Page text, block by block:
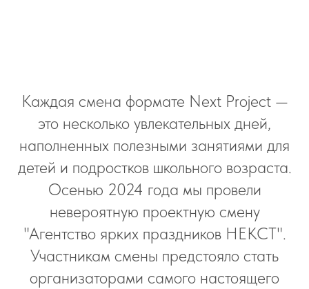
Каждая смена формате Next Project —
это несколько увлекательных дней,
наполненных полезными занятиями для
детей и подростков школьного возраста.
Осенью 2024 года мы провели
невероятную проектную смену
"Агентство ярких праздников НЕКСТ".
Участникам смены предстояло стать
организаторами самого настоящего